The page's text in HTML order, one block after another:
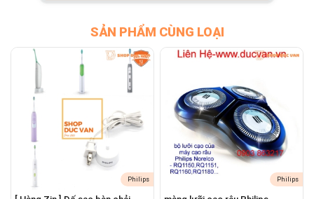
SẢN PHẨM CÙNG LOẠI
Philips Philips